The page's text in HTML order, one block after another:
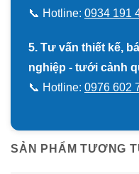
📞 Hotline: 0934 191
5. Tư vấn thiết kế,
nghiệp - tưới cảnh
📞 Hotline: 0976 602
SẢN PHẨM TƯƠNG